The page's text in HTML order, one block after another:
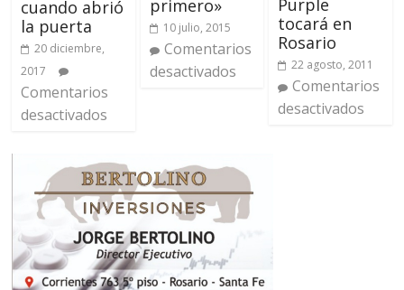
cuando abrió
la puerta
20 diciembre,
2017
Comentarios
desactivados
primero»
10 julio, 2015
Comentarios
desactivados
tocará en
Rosario
22 agosto, 2011
Comentarios
desactivados